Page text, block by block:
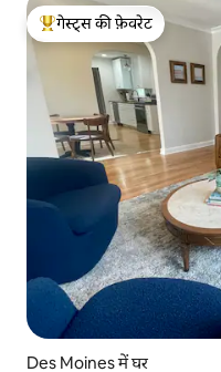
गेस्ट्स का टॉप फ़ेवरेट
गेस्ट्स की फ़ेवरेट
Des Moines में घर